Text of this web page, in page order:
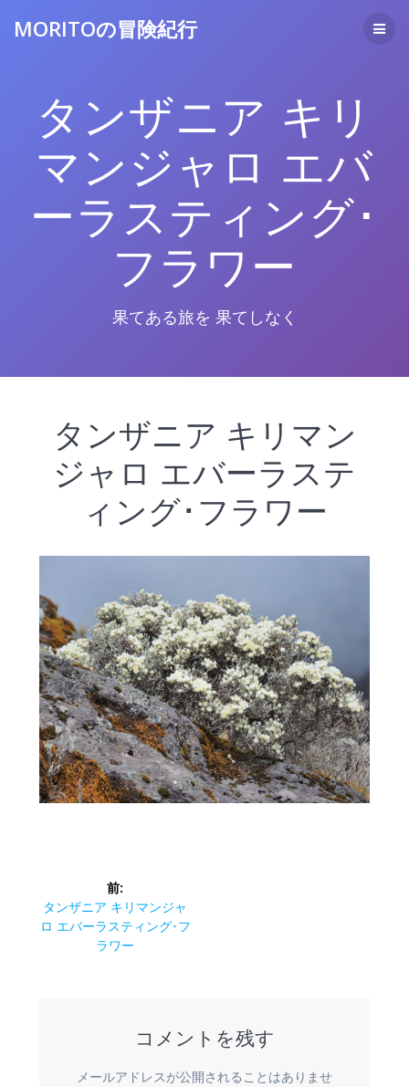
へ
ッ
プ
MORITOの冒険紀行
タンザニア キリ
マンジャロ エバ
ーラスティング･
フラワー
果てある旅を 果てしなく
タンザニア キリマン
ジャロ エバーラステ
ィング･フラワー
稿
前:
前
の
タンザニア キリマンジャ
ロ エバーラスティング･フ
ラワー
コメントを残す
メールアドレスが公開されることはありませ